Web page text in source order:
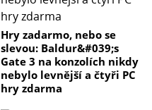
Hry zadarmo, nebo se
slevou: Baldur&#039;s
Gate 3 na konzolích nikdy
nebylo levnější a čtyři PC
hry zdarma